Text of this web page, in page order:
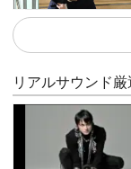
リアルサウンド